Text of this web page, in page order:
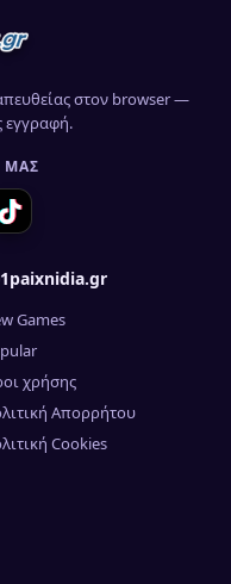
στον browser —
εγγραφή.
ΜΑΣ
Games
χρήσης
Απορρήτου
Cookies